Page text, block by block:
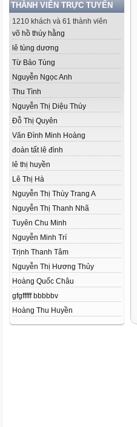
THÀNH VIÊN TRỰC TUYẾN
1210 khách và 61 thành viên
võ hồ thúy hằng
lê tùng dương
Từ Bảo Tùng
Nguyễn Ngọc Anh
Thu Tình
Nguyễn Thị Diệu Thúy
Đỗ Thị Quyên
Văn Đình Minh Hoàng
đoàn tất lê đình
lê thị huyền
Lê Thị Hà
Nguyễn Thị Thùy Trang A
Nguyễn Thị Thanh Nhã
Tuyên Chu Minh
Nguyễn Minh Trí
Trịnh Thanh Tâm
Nguyễn Thị Hương Thủy
Hoàng Quốc Châu
gfgfffff bbbbbv
Hoàng Thu Huyền